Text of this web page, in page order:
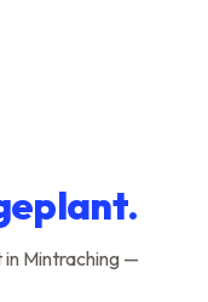
in Mintraching —